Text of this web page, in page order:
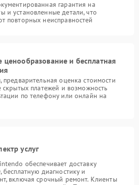
гарантия на
и установленные детали, что
повторных неисправностей
ценообразование и бесплатная
предварительная оценка стоимости
скрытых платежей и возможность
по телефону или онлайн на
услуг
обеспечивает доставку
диагностику и
включая срочный ремонт. Клиенты